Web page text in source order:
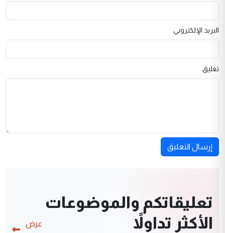
البريد الإلكتروني
تعليق
إرسال التعليق
تعليقاتكم والموضوعات
الأكثر تداولاً
عرض